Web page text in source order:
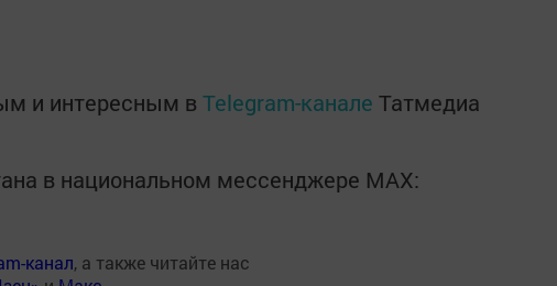
и интересным в Telegram-канале Татмедиа
в национальном мессенджере MАХ:
канал, а также читайте нас